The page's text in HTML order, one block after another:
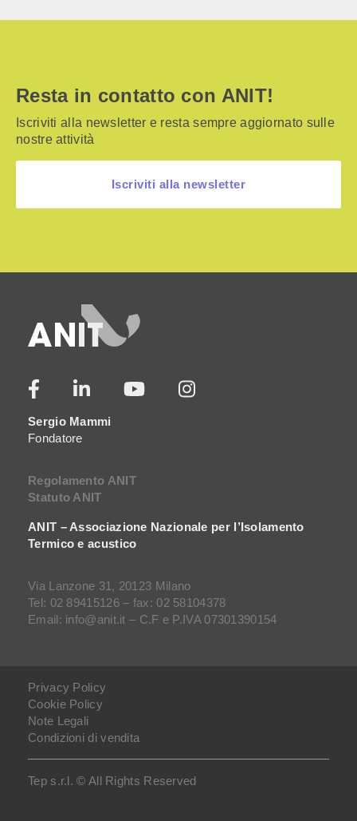
Resta in contatto con ANIT!
Iscriviti alla newsletter e resta sempre aggiornato sulle
nostre attività
Iscriviti alla newsletter
Sergio Mammi
Fondatore
Regolamento ANIT
Statuto ANIT
ANIT – Associazione Nazionale per l’Isolamento
Termico e acustico
Via Lanzone 31, 20123 Milano
Tel: 02 89415126 – fax: 02 58104378
Email: info@anit.it – C.F e P.IVA 07301390154
Tep s.r.l. © All Rights Reserved
Privacy Policy
Cookie Policy
Note Legali
Condizioni di vendita